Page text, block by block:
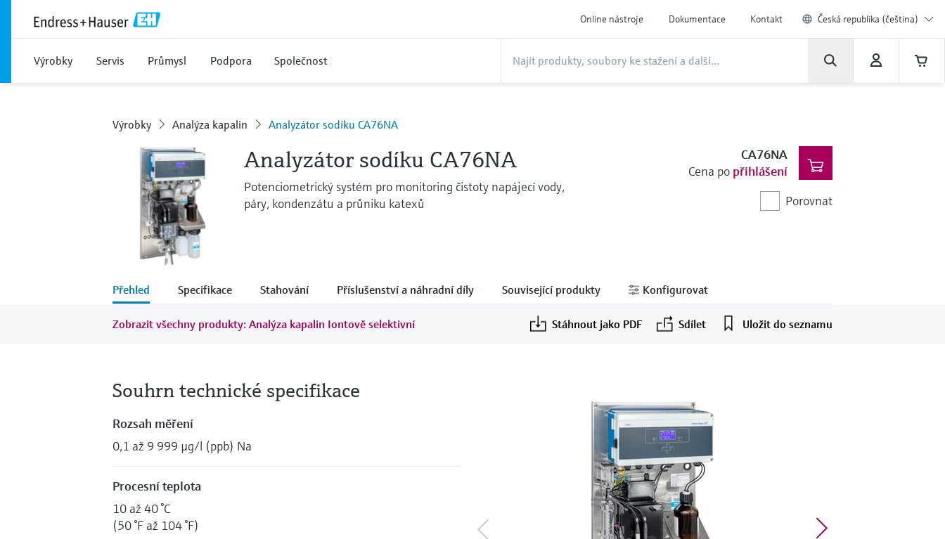
Online nástroje Dokumentace Kontakt Česká republika (čeština)
Výrobky Servis Průmysl Podpora Společnost
Výrobky Analýza kapalin Analyzátor sodíku CA76NA
Analyzátor sodíku CA76NA
Potenciometrický systém pro monitoring čistoty napájecí vody,
páry, kondenzátu a průniku katexů
CA76NA
Cena po přihlášení
Porovnat
Přehled Specifikace Stahování Příslušenství a náhradní díly Související produkty Konfigurovat
Zobrazit všechny produkty: Analýza kapalin Iontově selektivní Stáhnout jako PDF Sdílet Uložit do seznamu
Souhrn technické specifikace
Rozsah měření
0,1 až 9 999 µg/l (ppb) Na
Procesní teplota
10 až 40 °C
(50 °F až 104 °F)